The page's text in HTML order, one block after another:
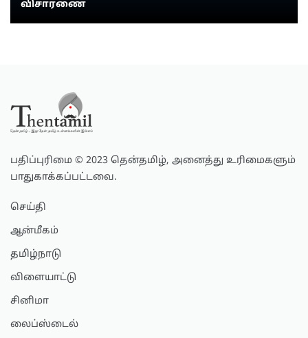
விசாரணை
பதிப்புரிமை © 2023 தென்தமிழ், அனைத்து உரிமைகளும்
பாதுகாக்கப்பட்டவை.
செய்தி
ஆன்மீகம்
தமிழ்நாடு
விளையாட்டு
சினிமா
லைப்ஸ்டைல்